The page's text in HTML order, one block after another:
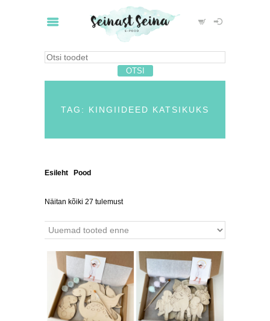
TAG: KINGIIDEED KATSIKUKS
Esileht Pood
Näitan kõiki 27 tulemust